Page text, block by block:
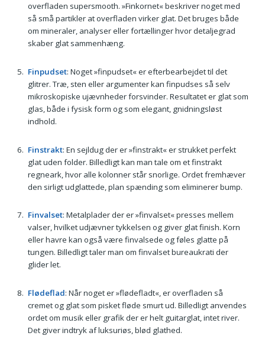
overfladen supersmooth. »Finkornet« beskriver noget med
så små partikler at overfladen virker glat. Det bruges både
om mineraler, analyser eller fortællinger hvor detaljegrad
skaber glat sammenhæng.
Finpudset: Noget »finpudset« er efterbearbejdet til det
glitrer. Træ, sten eller argumenter kan finpudses så selv
mikroskopiske ujævnheder forsvinder. Resultatet er glat som
glas, både i fysisk form og som elegant, gnidningsløst
indhold.
Finstrakt: En sejldug der er »finstrakt« er strukket perfekt
glat uden folder. Billedligt kan man tale om et finstrakt
regneark, hvor alle kolonner står snorlige. Ordet fremhæver
den sirligt udglattede, plan spænding som eliminerer bump.
Finvalset: Metalplader der er »finvalset« presses mellem
valser, hvilket udjævner tykkelsen og giver glat finish. Korn
eller havre kan også være finvalsede og føles glatte på
tungen. Billedligt taler man om finvalset bureaukrati der
glider let.
Flødeflad: Når noget er »flødefladt«, er overfladen så
cremet og glat som pisket fløde smurt ud. Billedligt anvendes
ordet om musik eller grafik der er helt guitarglat, intet river.
Det giver indtryk af luksuriøs, blød glathed.